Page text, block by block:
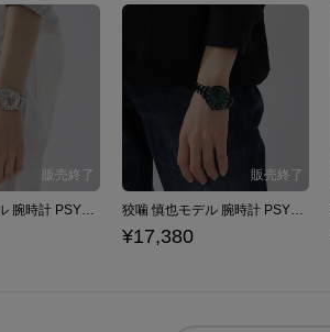
槙島 聖護モデル 腕時計 PSYCHO-PASS サイコパス 狡噛 慎也モデル 腕時計 PSYCHO-PASS サイコパス
¥17,380